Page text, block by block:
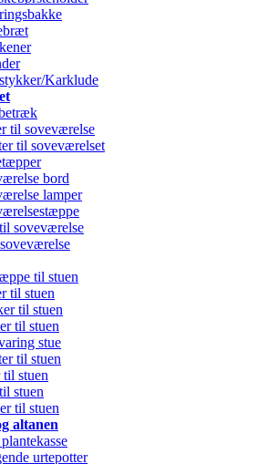
Karklude
til soveværelse
til soveværelset
bord
lamper
soveværelse
til stuen
til stuen
til stuen
til stuen
stue
til stuen
til stuen
stuen
til stuen
altanen
urtepotter